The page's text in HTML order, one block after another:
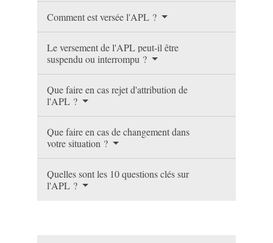
Comment est versée l'APL ?
Le versement de l'APL peut-il être
suspendu ou interrompu ?
Que faire en cas rejet d'attribution de
l'APL ?
Que faire en cas de changement dans
votre situation ?
Quelles sont les 10 questions clés sur
l'APL ?